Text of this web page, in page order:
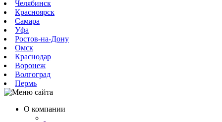
Челябинск
Красноярск
Самара
Уфа
Ростов-на-Дону
Омск
Краснодар
Воронеж
Волгоград
Пермь
О компании